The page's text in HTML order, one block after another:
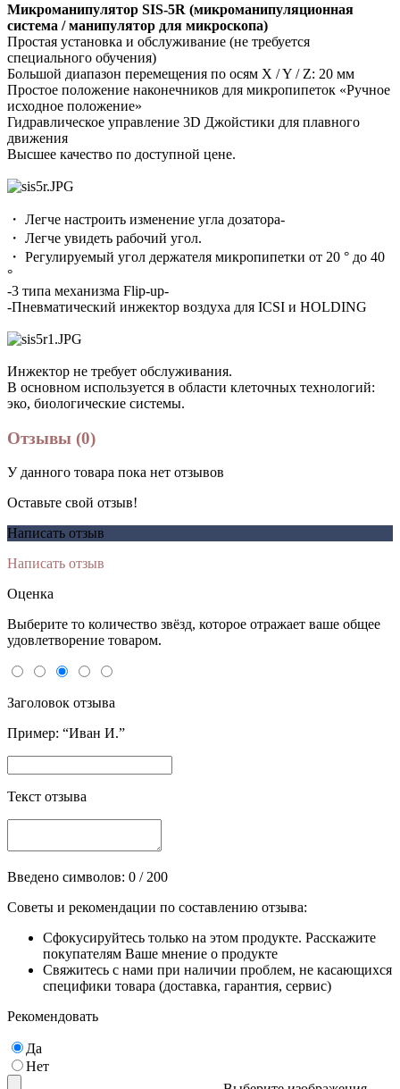
Микроманипулятор SIS-5R (микроманипуляционная
система / манипулятор для микроскопа)
Простая установка и обслуживание (не требуется
специального обучения)
Большой диапазон перемещения по осям X / Y / Z: 20 мм
Простое положение наконечников для микропипеток «Ручное
исходное положение»
Гидравлическое управление 3D Джойстики для плавного
движения
Высшее качество по доступной цене.
・ Легче настроить изменение угла дозатора-
・ Легче увидеть рабочий угол.
・ Регулируемый угол держателя микропипетки от 20 ° до 40
°
-3 типа механизма Flip-up-
-Пневматический инжектор воздуха для ICSI и HOLDING
Инжектор не требует обслуживания.
В основном используется в области клеточных технологий:
эко, биологические системы.
Отзывы (0)
У данного товара пока нет отзывов
Оставьте свой отзыв!
Написать отзыв
Написать отзыв
Оценка
Выберите то количество звёзд, которое отражает ваше общее
удовлетворение товаром.
Заголовок отзыва
Пример: “Иван И.”
Текст отзыва
Введено символов: 0 / 200
Советы и рекомендации по составлению отзыва:
Сфокусируйтесь только на этом продукте. Расскажите
покупателям Ваше мнение о продукте
Свяжитесь с нами при наличии проблем, не касающихся
специфики товара (доставка, гарантия, сервис)
Рекомендовать
Да
Нет